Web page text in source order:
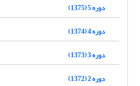
دوره 5 (1375)
دوره 4 (1374)
دوره 3 (1373)
دوره 2 (1372)